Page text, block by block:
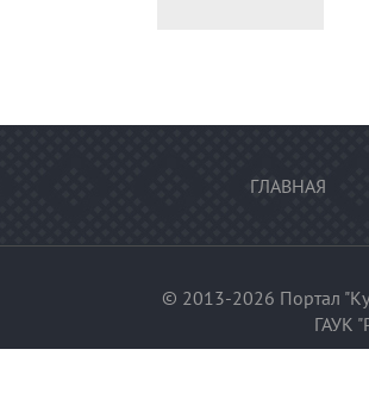
ГЛАВНАЯ
© 2013-2026 Портал
ГАУК